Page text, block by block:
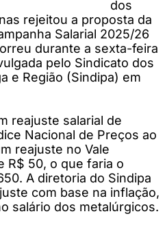
dos
rejeitou a proposta da
Salarial 2025/26
durante a sexta-feira
pelo Sindicato dos
e Região (Sindipa) em
reajuste salarial de
Nacional de Preços ao
reajuste no Vale
R$ 50, o que faria o
A diretoria do Sindipa
com base na inflação,
salário dos metalúrgicos.